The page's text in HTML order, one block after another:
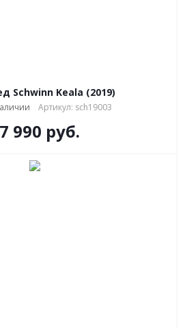
Schwinn Keala (2019)
Артикул: sch19003
990 руб.